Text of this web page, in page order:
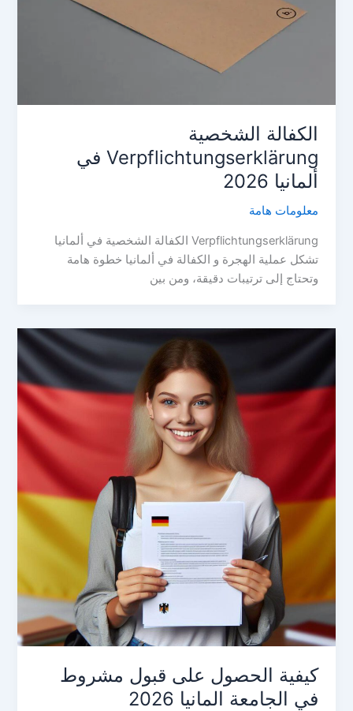
الكفالة الشخصية
Verpflichtungserklärung في
ألمانيا 2026
معلومات هامة
Verpflichtungserklärung الكفالة الشخصية في ألمانيا
تشكل عملية الهجرة و الكفالة في ألمانيا خطوة هامة
وتحتاج إلى ترتيبات دقيقة، ومن بين
كيفية الحصول على قبول مشروط
في الجامعة المانيا 2026